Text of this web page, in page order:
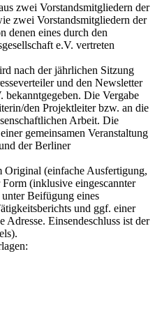
zwei Vorstandsmitgliedern der
zwei Vorstandsmitgliedern der
denen eines durch den
e.V. vertreten
nach der jährlichen Sitzung
und den Newsletter
bekanntgegeben. Die Vergabe
den Projektleiter bzw. an die
Arbeit. Die
gemeinsamen Veranstaltung
der Berliner
Original (einfache Ausfertigung,
(inklusive eingescannter
Beifügung eines
und ggf. einer
Adresse. Einsendeschluss ist der